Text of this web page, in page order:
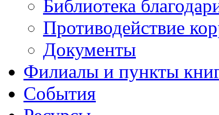
Библиотека
Противодействие
Документы
Филиалы и пункты
События